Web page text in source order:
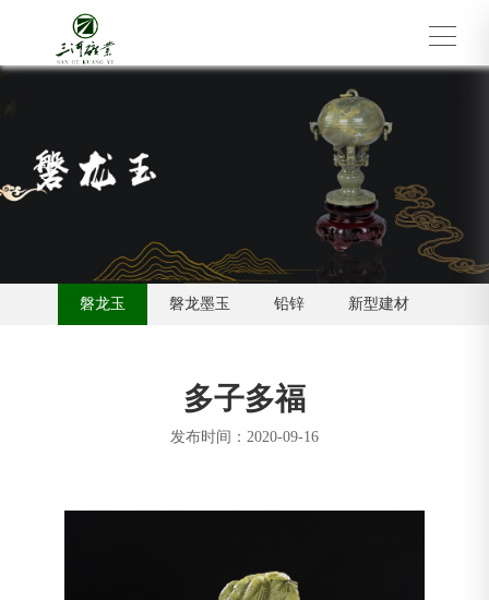
磐龙玉 磐龙墨玉 铅锌 新型建材
多子多福
发布时间：2020-09-16